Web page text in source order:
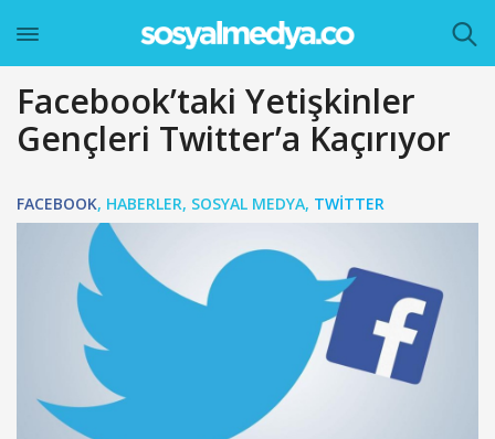
Facebook’taki Yetişkinler
Gençleri Twitter’a Kaçırıyor
FACEBOOK, HABERLER, SOSYAL MEDYA, TWITTER